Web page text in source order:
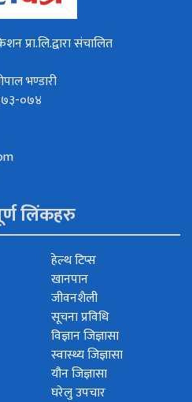
प्रा.लि.द्वारा संचालित
भण्डारी
०७४
लिंकहरु
हेल्थ टिप्स
खानपान
जीवनशैली
सूचना प्रविधि
विज्ञान जिज्ञासा
स्वास्थ्य जिज्ञासा
यौन जिज्ञासा
घरेलु उपचार